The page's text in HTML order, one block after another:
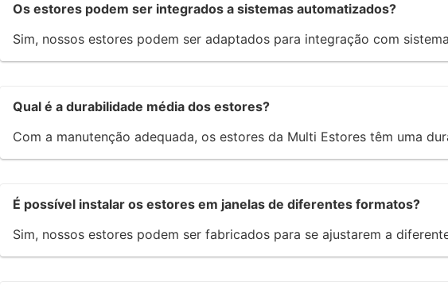
Os estores podem ser integrados a sistemas automatizados?
Sim, nossos estores podem ser adaptados para integração com
Qual é a durabilidade média dos estores?
Com a manutenção adequada, os estores da Multi Estores têm uma
É possível instalar os estores em janelas de diferentes formatos?
Sim, nossos estores podem ser fabricados para se ajustarem a